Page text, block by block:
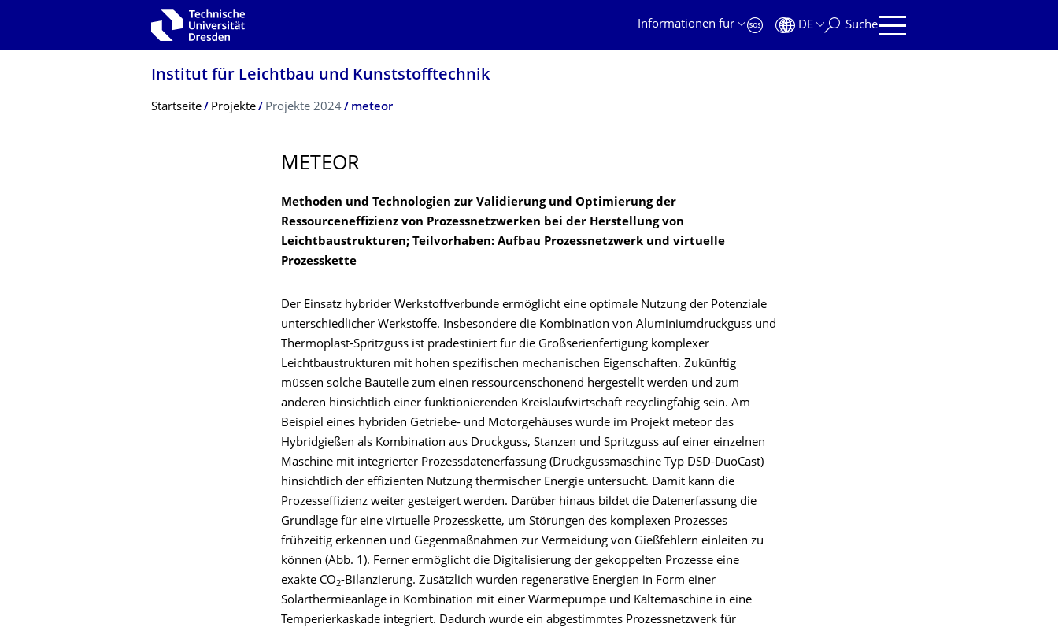
Zur Hauptnavigation springen
Informationen für
DE Suche
Institut für Leichtbau und Kunststofftechnik
Breadcrumb-Menü
Startseite Projekte Projekte 2024 meteor
METEOR
Methoden und Technologien zur Validierung und Optimierung der
Ressourceneffizienz von Prozessnetzwerken bei der Herstellung von
Leichtbaustrukturen; Teilvorhaben: Aufbau Prozessnetzwerk und virtuelle
Prozesskette
Der Einsatz hybrider Werkstoffverbunde ermöglicht eine optimale Nutzung der Potenziale
unterschiedlicher Werkstoffe. Insbesondere die Kombination von Aluminiumdruckguss und
Thermoplast-Spritzguss ist prädestiniert für die Großserienfertigung komplexer
Leichtbaustrukturen mit hohen spezifischen mechanischen Eigenschaften. Zukünftig
müssen solche Bauteile zum einen ressourcenschonend hergestellt werden und zum
anderen hinsichtlich einer funktionierenden Kreislaufwirtschaft recyclingfähig sein. Am
Beispiel eines hybriden Getriebe- und Motorgehäuses wurde im Projekt meteor das
Hybridgießen als Kombination aus Druckguss, Stanzen und Spritzguss auf einer einzelnen
Maschine mit integrierter Prozessdatenerfassung (Druckgussmaschine Typ DSD-DuoCast)
hinsichtlich der effizienten Nutzung thermischer Energie untersucht. Damit kann die
Prozesseffizienz weiter gesteigert werden. Darüber hinaus bildet die Datenerfassung die
Grundlage für eine virtuelle Prozesskette, um Störungen des komplexen Prozesses
frühzeitig erkennen und Gegenmaßnahmen zur Vermeidung von Gießfehlern einleiten zu
können (Abb. 1). Ferner ermöglicht die Digitalisierung der gekoppelten Prozesse eine
exakte CO2-Bilanzierung. Zusätzlich wurden regenerative Energien in Form einer
Solarthermieanlage in Kombination mit einer Wärmepumpe und Kältemaschine in eine
Temperierkaskade integriert. Dadurch wurde ein abgestimmtes Prozessnetzwerk für